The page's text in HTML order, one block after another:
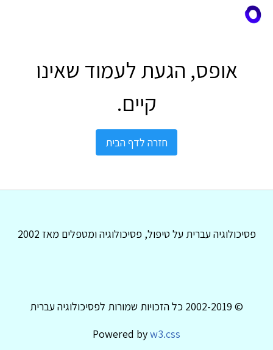
אופס, הגעת לעמוד שאינו
קיים.
חזרה לדף הבית
פסיכולוגיה עברית על טיפול, פסיכולוגיה ומטפלים מאז 2002
© 2002-2019 כל הזכויות שמורות לפסיכולוגיה עברית
Powered byw3.css